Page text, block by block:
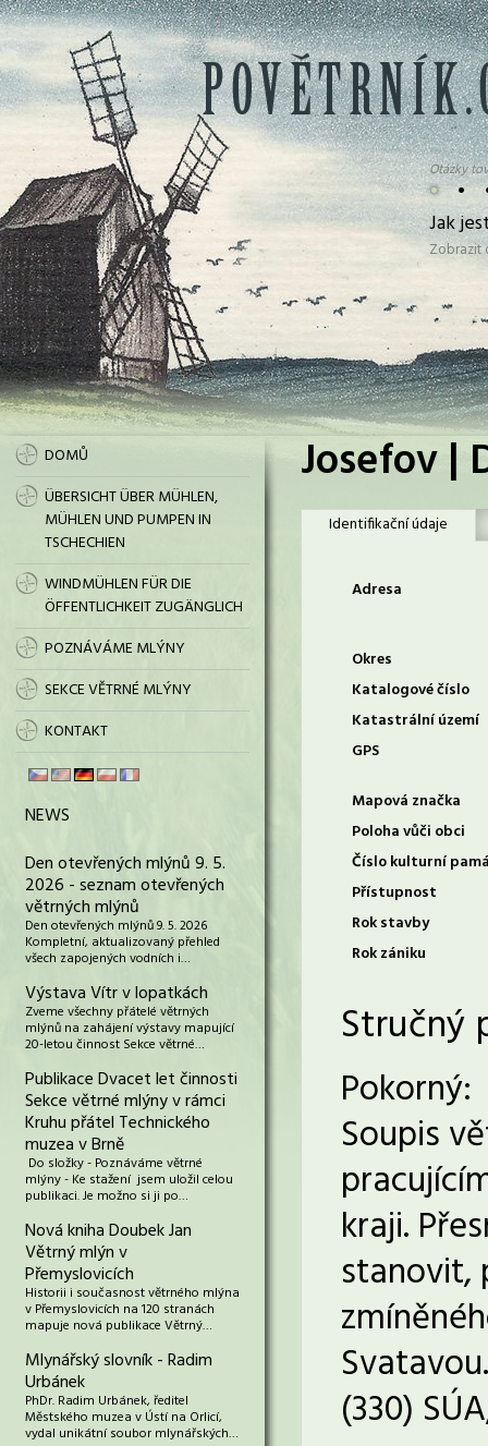
• •
Otázky
Jak
DOMŮ
ÜBERSICHT ÜBER MÜHLEN,
MÜHLEN UND PUMPEN IN
TSCHECHIEN
WINDMÜHLEN FÜR DIE
ÖFFENTLICHKEIT ZUGÄNGLICH
POZNÁVÁME MLÝNY
SEKCE VĚTRNÉ MLÝNY
KONTAKT
NEWS
Den otevřených mlýnů 9. 5.
2026 - seznam otevřených
větrných mlýnů
Den otevřených mlýnů 9. 5. 2026
Kompletní, aktualizovaný přehled
všech zapojených vodních i…
Výstava Vítr v lopatkách
Zveme všechny přátelé větrných
mlýnů na zahájení výstavy mapující
20-letou činnost Sekce větrné…
Publikace Dvacet let činnosti
Sekce větrné mlýny v rámci
Kruhu přátel Technického
muzea v Brně
Do složky - Poznáváme větrné
mlýny - Ke stažení jsem uložil celou
publikaci. Je možno si ji po…
Nová kniha Doubek Jan
Větrný mlýn v
Přemyslovicích
Historii i současnost větrného mlýna
v Přemyslovicích na 120 stranách
mapuje nová publikace Větrný…
Mlynářský slovník - Radim
Urbánek
PhDr. Radim Urbánek, ředitel
Městského muzea v Ústí na Orlicí,
vydal unikátní soubor mlynářských…
Josefov |
Identifikační údaje
Adresa
Okres
Katalogové číslo
Katastrální území
GPS
Mapová značka
Poloha vůči obci
Číslo kulturní
Přístupnost
Rok stavby
Rok zániku
Stručný
Pokorný:
Soupis
kraji.
stanovit,
Svatavou.
(330)